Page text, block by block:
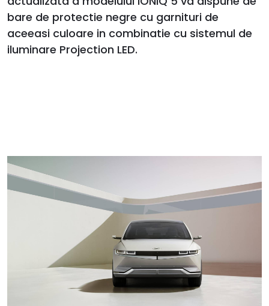
bare de protectie negre cu garnituri de
aceeasi culoare in combinatie cu sistemul de
iluminare Projection LED.